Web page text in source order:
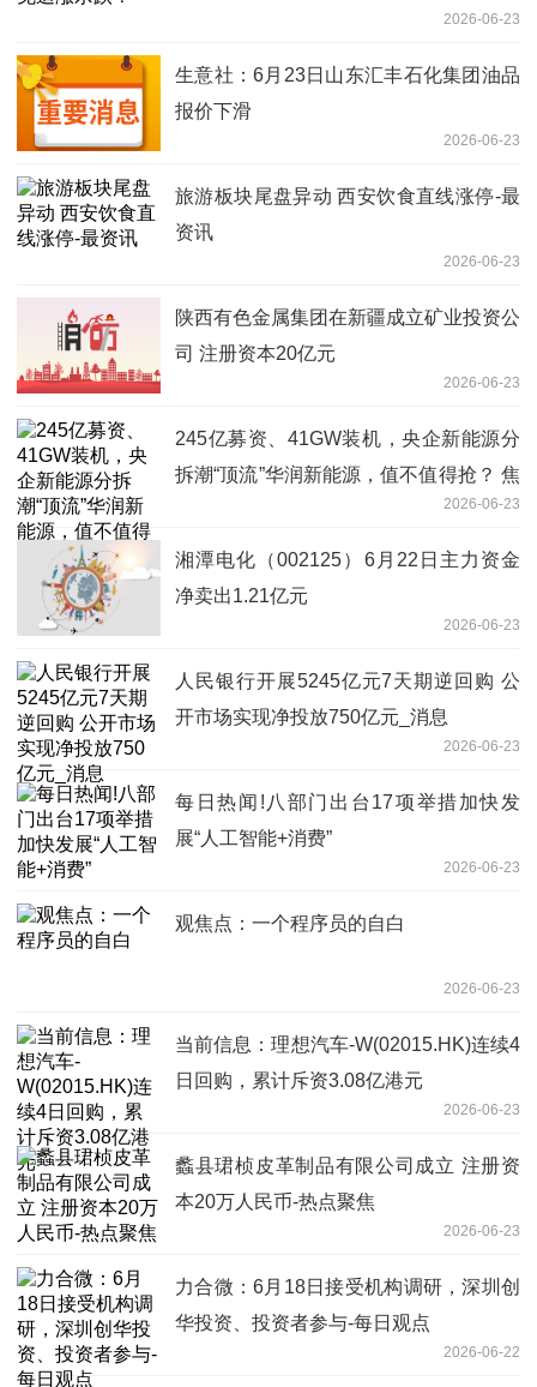
2026-06-23
生意社：6月23日山东汇丰石化集团油品
报价下滑
2026-06-23
旅游板块尾盘异动 西安饮食直线涨停-最
资讯
2026-06-23
陕西有色金属集团在新疆成立矿业投资公
司 注册资本20亿元
2026-06-23
245亿募资、41GW装机，央企新能源分
拆潮“顶流”华润新能源，值不值得抢？ 焦
2026-06-23
湘潭电化（002125）6月22日主力资金
净卖出1.21亿元
2026-06-23
人民银行开展5245亿元7天期逆回购 公
开市场实现净投放750亿元_消息
2026-06-23
每日热闻!八部门出台17项举措加快发
展“人工智能+消费”
2026-06-23
观焦点：一个程序员的自白
2026-06-23
当前信息：理想汽车-W(02015.HK)连续4
日回购，累计斥资3.08亿港元
2026-06-23
蠡县珺桢皮革制品有限公司成立 注册资
本20万人民币-热点聚焦
2026-06-23
力合微：6月18日接受机构调研，深圳创
华投资、投资者参与-每日观点
2026-06-22